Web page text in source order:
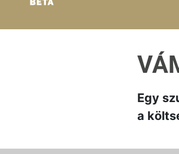
Egy
a